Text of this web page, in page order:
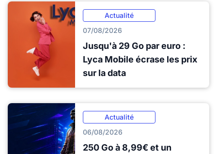
Actualité
07/08/2026
Jusqu'à 29 Go par euro :
Lyca Mobile écrase les prix
sur la data
Actualité
06/08/2026
250 Go à 8,99€ et un